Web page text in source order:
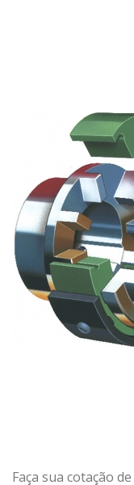
Faça sua cotação de